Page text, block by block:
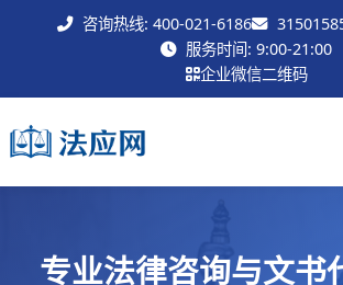
咨询热线: 400-021-6186
服务时间: 9:00-21:00
企业微信二维码
专业法律咨询与文书